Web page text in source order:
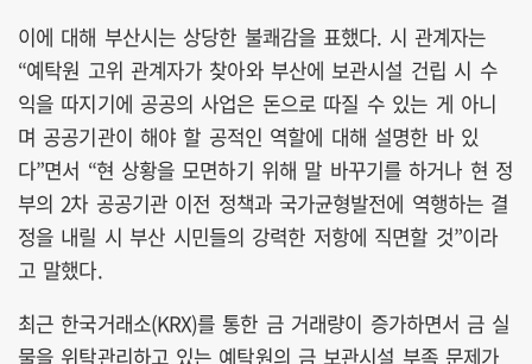
이에 대해 부산시는 상당한 불쾌감을 표했다. 시 관계자는
“예탁원 고위 관계자가 찾아와 부산에 보관시설 건립 시 수
익을 따지기에 공공의 사업은 돈으로 따질 수 있는 게 아니
며 공공기관이 해야 할 공적인 역할에 대해 설명한 바 있
다”면서 “현 상황을 모면하기 위해 말 바꾸기를 하거나 현 정
부의 2차 공공기관 이전 정책과 국가균형발전에 역행하는 결
정을 내릴 시 부산 시민들의 강력한 저항에 직면할 것”이라
고 말했다.
최근 한국거래소(KRX)를 통한 금 거래량이 증가하면서 금 실
물을 위탁관리하고 있는 예탁원의 금 보관시설 부족 문제가